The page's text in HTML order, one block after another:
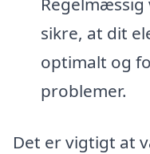
sikre, at dit
optimalt og
problemer.
Det er vigtigt at